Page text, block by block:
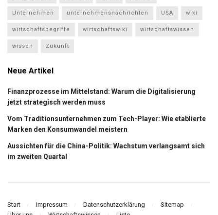
Unternehmen unternehmensnachrichten USA wiki
wirtschaftsbegriffe wirtschaftswiki wirtschaftswissen
wissen Zukunft
Neue Artikel
Finanzprozesse im Mittelstand: Warum die Digitalisierung
jetzt strategisch werden muss
Vom Traditionsunternehmen zum Tech-Player: Wie etablierte
Marken den Konsumwandel meistern
Aussichten für die China-Politik: Wachstum verlangsamt sich
im zweiten Quartal
Start Impressum Datenschutzerklärung
Sitemap